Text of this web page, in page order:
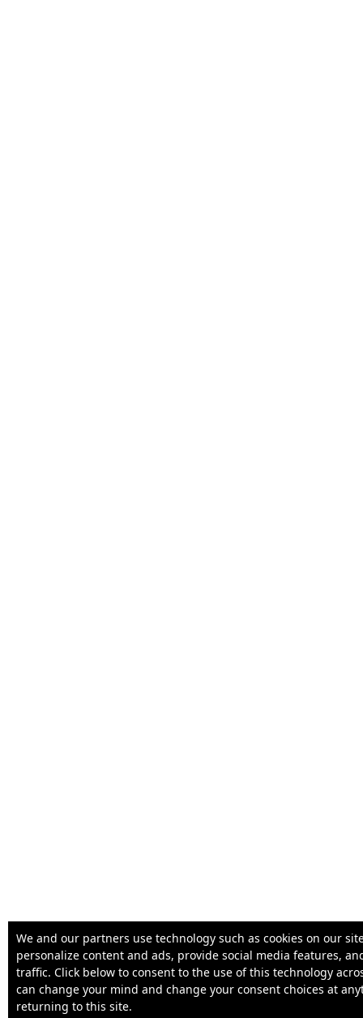
We and our partners use technology such as cookies on our
personalize content and ads, provide social media features,
traffic. Click below to consent to the use of this technology
can change your mind and change your consent choices at
returning to this site.